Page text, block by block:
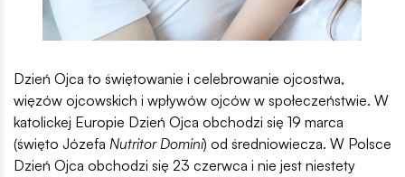
Dzień Ojca to świętowanie i celebrowanie ojcostwa,
więzów ojcowskich i wpływów ojców w społeczeństwie. W
katolickej Europie Dzień Ojca obchodzi się 19 marca
(święto Józefa Nutritor Domini) od średniowiecza. W Polsce
Dzień Ojca obchodzi się 23 czerwca i nie jest niestety